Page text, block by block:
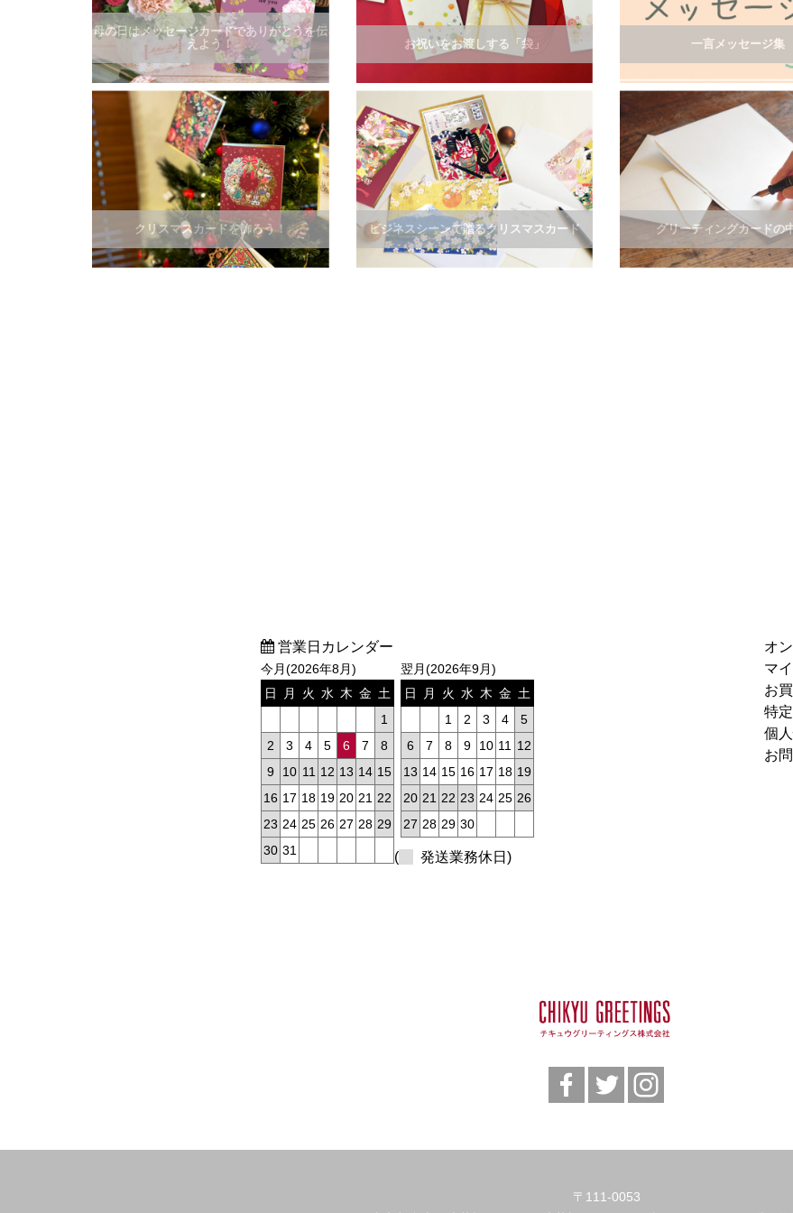
母の日はメッセージカードでありがとうを伝
えよう！
お祝いをお渡しする「袋」 一言メッセージ集
クリスマスカードを飾ろう！ ビジネスシーンで贈るクリスマスカード グリーティングカードの
営業日カレンダー
今月(2026年8月)
日
月 火 水 木 金 土
1
2
3 4 5 6 7
8
9
10 11 12 13 14 15
16 17 18 19 20 21 22
23 24 25 26 27 28 29
30 31
翌月(2026年9月)
日
月 火 水 木 金 土
1
2 3 4
5
6
7 8 9 10 11
12
13 14 15 16 17 18 19
20 21 22 23 24 25 26
27 28 29 30
( 発送業務休日)
オ
マ
お
特
個
お
〒111-0053